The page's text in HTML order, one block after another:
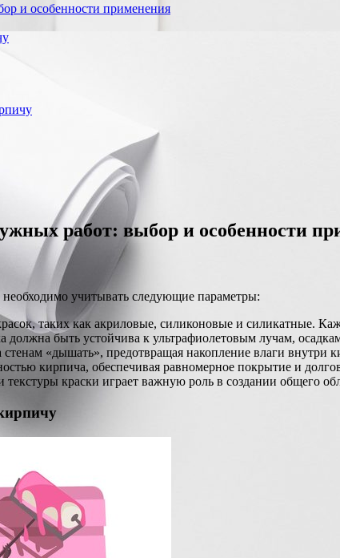
и особенности применения
работ: выбор и особенности
учитывать следующие параметры:
таких как акриловые, силиконовые и силикатные.
должна быть устойчива к ультрафиолетовым лучам,
«дышать», предотвращая накопление влаги внутри
кирпича, обеспечивая равномерное покрытие и
текстуры краски играет важную роль в создании общего